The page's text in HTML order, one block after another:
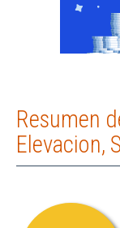
Resumen
Elevacion,